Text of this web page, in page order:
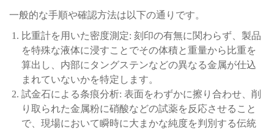
一般的な手順や確認方法は以下の通りです。
比重計を用いた密度測定: 刻印の有無に関わらず、製品
を特殊な液体に浸すことでその体積と重量から比重を
算出し、内部にタングステンなどの異なる金属が仕込
まれていないかを特定します。
試金石による条痕分析: 表面をわずかに擦り合わせ、削
り取られた金属粉に硝酸などの試薬を反応させること
で、現場において瞬時に大まかな純度を判別する伝統